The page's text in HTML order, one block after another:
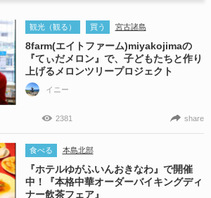
観光（観る） 買う 宮古諸島
8farm(エイトファーム)miyakojimaの
『てぃだメロン』で、子どもたちと作り
上げるメロンツリープロジェクト
イニー
2381 share
食べる 本島北部
『ホテルゆがふいんおきなわ』で開催
中！『本格中華オーダーバイキングディ
ナー飲茶フェア』